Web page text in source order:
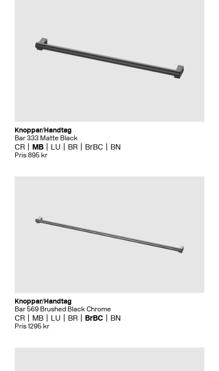
Knoppar/Handtag
Bar 333 Matte Black
CR MB LU BR BrBC BN
Pris 895 kr
Knoppar/Handtag
Bar 569 Brushed Black Chrome
CR MB LU BR BrBC BN
Pris 1295 kr